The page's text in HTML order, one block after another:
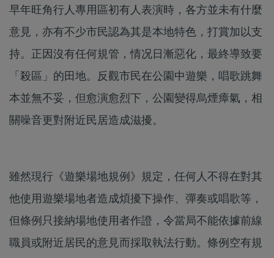
早年旺角行人專用區初有人表演時，各方並未有什麼
意見，亦有不少市民認為其是本地特色，打賞加以支
持。正因沒有任何規管，情况日漸惡化，最終導致要
「殺區」的田地。反觀市民在公園中遊樂，唱歌跳舞
本並無不妥，但愈演愈烈下，公園變得烏煙瘴氣，相
關噪音更對附近民居造成滋擾。
雖然現行《遊樂場地規例》規定，任何人不得在對其
他使用遊樂場地者造成煩擾下操作、彈奏或唱歌等，
但條例只接納場地使用者作證，令當局不能依據前線
職員或附近居民的意見而採取執法行動。條例空有規